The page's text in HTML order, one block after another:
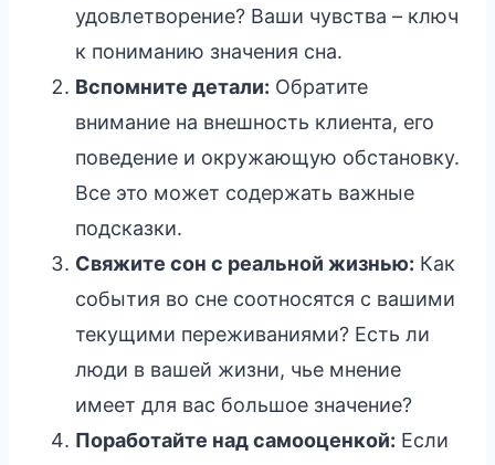
удовлетворение? Ваши чувства – ключ
к пониманию значения сна.
Вспомните детали: Обратите
внимание на внешность клиента, его
поведение и окружающую обстановку.
Все это может содержать важные
подсказки.
Свяжите сон с реальной жизнью: Как
события во сне соотносятся с вашими
текущими переживаниями? Есть ли
люди в вашей жизни, чье мнение
имеет для вас большое значение?
Поработайте над самооценкой: Если